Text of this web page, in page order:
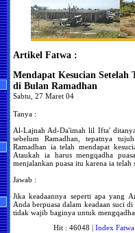
Artikel Fatwa :
Mendapat Kesucian
di Bulan Ramadhan
Sabtu, 27 Maret 04
Tanya :
Al-Lajnah Ad-Da'imah lil Ifta'
sebelum Ramadhan, tepatnya
Ramadhan ia telah mendapat
Ataukah ia harus mengqadha
menjalankan puasa itu karena ia telah
Jawab :
Jika keadaannya seperti apa yang
Anda berpuasa dalam keadaan suci
tidak wajib baginya untuk
Hit : 46048 | Index Fatwa